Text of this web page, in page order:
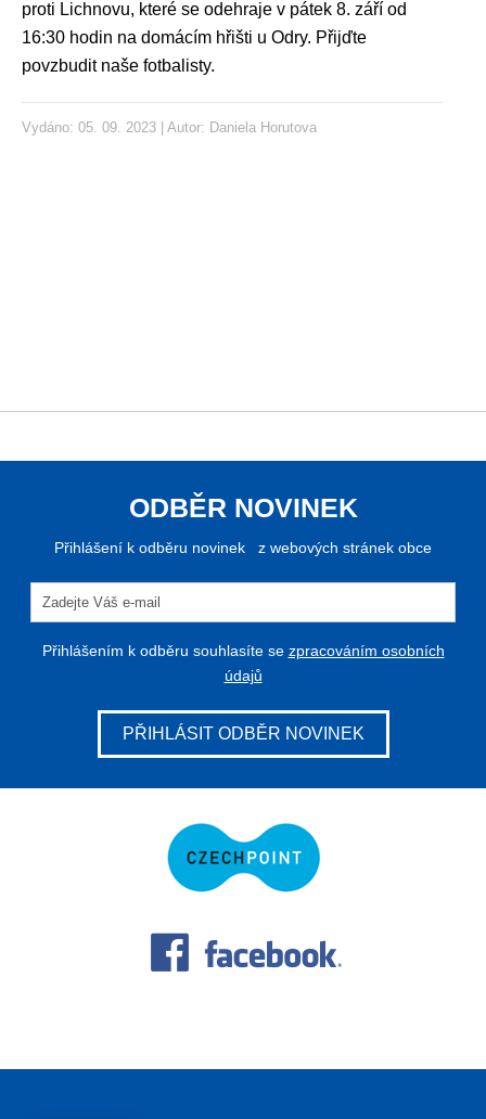
proti Lichnovu, které se odehraje v pátek 8. září od
16:30 hodin na domácím hřišti u Odry. Přijďte
povzbudit naše fotbalisty.
Vydáno: 05. 09. 2023 | Autor: Daniela Horutova
ODBĚR NOVINEK
Přihlášení k odběru novinek z webových stránek obce
Přihlášením k odběru souhlasíte se zpracováním osobních
údajů
PŘIHLÁSIT ODBĚR NOVINEK